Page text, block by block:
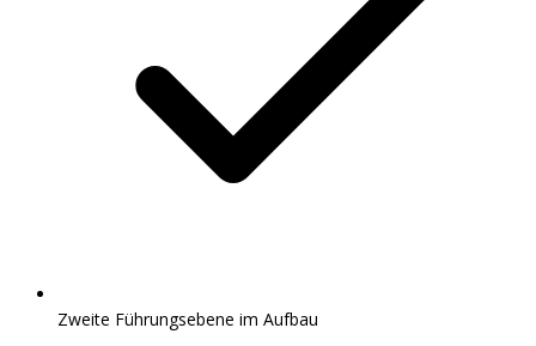
Zweite Führungsebene im Aufbau